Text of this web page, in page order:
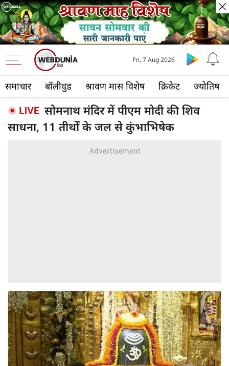
समाचार बॉलीवुड श्रावण मास विशेष क्रिकेट ज्योतिष
Fri, 7 Aug 2026
सोमनाथ मंदिर में पीएम मोदी की शिव
साधना, 11 तीर्थों के जल से कुंभाभिषेक